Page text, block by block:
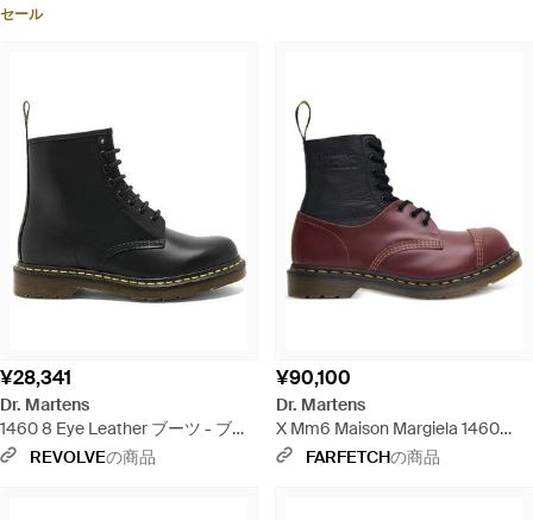
セール
¥28,341
Dr. Martens
1460 8 Eye Leather ブーツ - ブラ
ックREVOLVEの商品
¥90,100
Dr. Martens
X Mm6 Maison Margiela 1460
Twisted And Reimagined レザーブ
FARFETCHの商品